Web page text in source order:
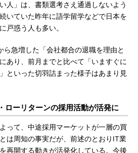
人」は、書類選考さえ通過しないよう
いていた昨年に語学留学などで日本を
戸惑う人も多い。
急増した「会社都合の退職を理由と
あり、前月までと比べて「いますぐに
といった切羽詰まった様子はあまり見
ローリターンの採用活動が活発に
って、中途採用マーケットが一層の買
は周知の事実だが、前述のとおりIT業
再開する動きが活発化している。今後